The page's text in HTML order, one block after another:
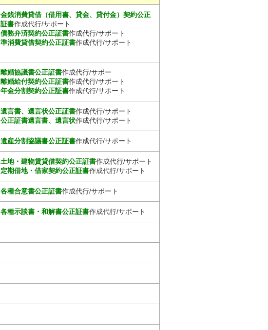
金銭消費貸借（借用書、貸金、貸付金）契約公正
証書作成代行/サポート
債務弁済契約公正証書作成代行/サポート
準消費貸借契約公正証書作成代行/サポート
離婚協議書公正証書作成代行/サポー
離婚給付契約公正証書作成代行/サポート
年金分割契約公正証書作成代行/サポート
遺言書、遺言状公正証書作成代行/サポート
公正証書遺言書、遺言状作成代行/サポート
遺産分割協議書公正証書作成代行/サポート
土地・建物賃貸借契約公正証書作成代行/サポート
定期借地・借家契約公正証書作成代行/サポート
各種合意書公正証書作成代行/サポート
各種示談書・和解書公正証書作成代行/サポート